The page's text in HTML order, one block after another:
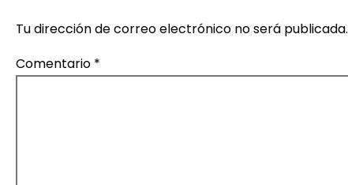
Tu dirección de correo electrónico no será publicada.
Comentario *